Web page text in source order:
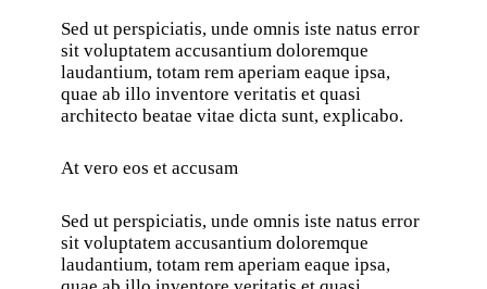
Sed ut perspiciatis, unde omnis iste natus error
sit voluptatem accusantium doloremque
laudantium, totam rem aperiam eaque ipsa,
quae ab illo inventore veritatis et quasi
architecto beatae vitae dicta sunt, explicabo.
At vero eos et accusam
Sed ut perspiciatis, unde omnis iste natus error
sit voluptatem accusantium doloremque
laudantium, totam rem aperiam eaque ipsa,